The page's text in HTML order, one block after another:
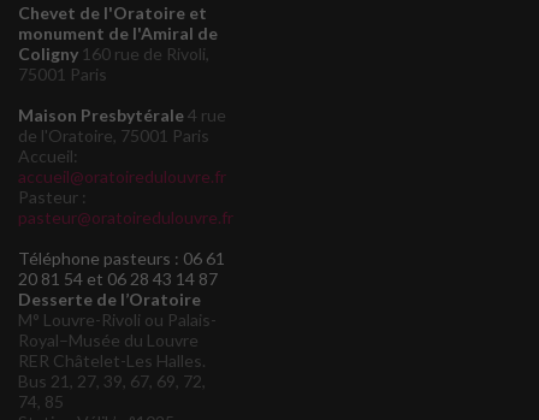
Chevet de l'Oratoire et
monument de l'Amiral de
Coligny 160 rue de Rivoli,
75001 Paris
Maison Presbytérale4 rue
de l'Oratoire, 75001 Paris
Accueil:
accueil@oratoiredulouvre.fr
Pasteur :
pasteur@oratoiredulouvre.fr
Téléphone pasteurs : 06 61
20 81 54 et 06 28 43 14 87
Desserte de l’Oratoire
M° Louvre-Rivoli ou Palais-
Royal–Musée du Louvre
RER Châtelet-Les Halles.
Bus 21, 27, 39, 67, 69, 72,
74, 85